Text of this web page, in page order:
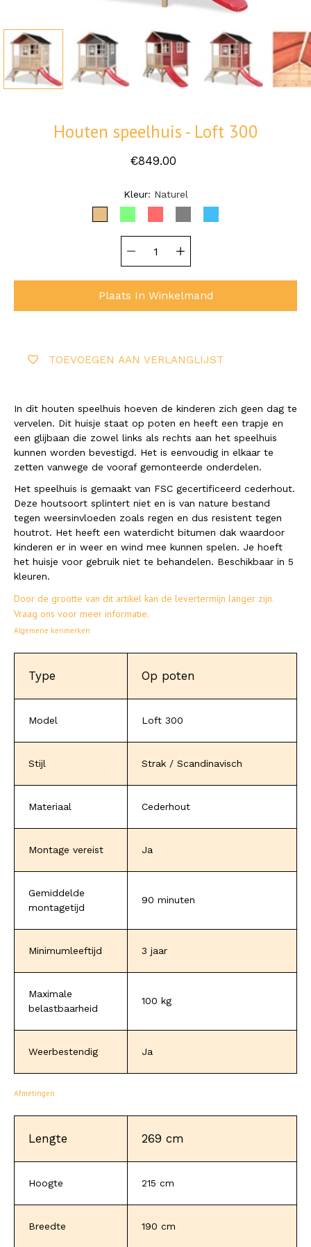
Houten speelhuis - Loft 300
€849.00
Kleur
Naturel
Selecteer variant
selector
Plaats In Winkelmand
TOEVOEGEN AAN VERLANGLIJST
In dit houten speelhuis hoeven de kinderen zich geen dag te
vervelen. Dit huisje staat op poten en heeft een trapje en
een glijbaan die zowel links als rechts aan het speelhuis
kunnen worden bevestigd. Het is eenvoudig in elkaar te
zetten vanwege de vooraf gemonteerde onderdelen.
Het speelhuis is gemaakt van FSC gecertificeerd cederhout.
Deze houtsoort splintert niet en is van nature bestand
tegen weersinvloeden zoals regen en dus resistent tegen
houtrot. Het heeft een waterdicht bitumen dak waardoor
kinderen er in weer en wind mee kunnen spelen. Je hoeft
het huisje voor gebruik niet te behandelen. Beschikbaar in 5
kleuren.
Door de grootte van dit artikel kan de levertermijn langer zijn.
Vraag ons voor meer informatie.
Algemene kenmerken
Type Op poten
Model Loft 300
Stijl Strak / Scandinavisch
Materiaal Cederhout
Montage vereist Ja
Gemiddelde
montagetijd
90 minuten
Minimumleeftijd 3 jaar
Maximale
belastbaarheid
100 kg
Weerbestendig Ja
Afmetingen
Lengte 269 cm
Hoogte 215 cm
Breedte 190 cm